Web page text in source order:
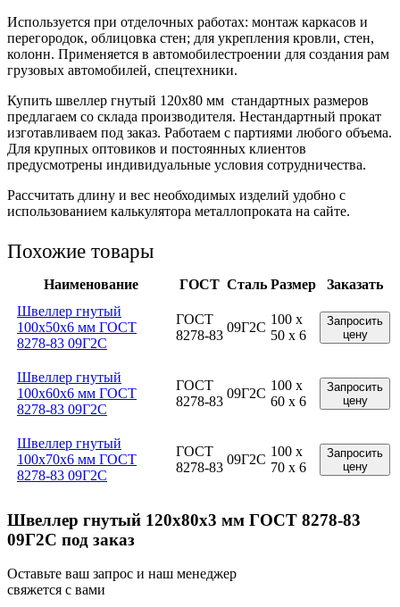
Используется при отделочных работах: монтаж каркасов и
перегородок, облицовка стен; для укрепления кровли, стен,
колонн. Применяется в автомобилестроении для создания рам
грузовых автомобилей, спецтехники.
Купить швеллер гнутый 120х80 мм стандартных размеров
предлагаем со склада производителя. Нестандартный прокат
изготавливаем под заказ. Работаем с партиями любого объема.
Для крупных оптовиков и постоянных клиентов
предусмотрены индивидуальные условия сотрудничества.
Рассчитать длину и вес необходимых изделий удобно с
использованием калькулятора металлопроката на сайте.
Похожие товары
Наименование ГОСТ Сталь Размер
Заказать
Швеллер гнутый
100x50x6 мм ГОСТ
8278-83 09Г2С
ГОСТ
8278-83
09Г2С
100 x
50 x 6
Запросить
цену
Швеллер гнутый
100x60x6 мм ГОСТ
8278-83 09Г2С
ГОСТ
8278-83
09Г2С
100 x
60 x 6
Запросить
цену
Швеллер гнутый
100x70x6 мм ГОСТ
8278-83 09Г2С
ГОСТ
8278-83
09Г2С
100 x
70 x 6
Запросить
цену
Швеллер гнутый 120x80x3 мм ГОСТ 8278-83
09Г2С под заказ
Оставьте ваш запрос и наш менеджер
свяжется с вами